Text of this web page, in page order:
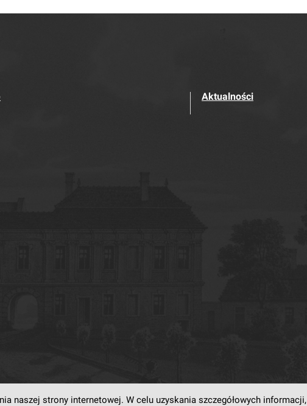
Aktualności
naszej strony internetowej. W celu uzyskania szczegółowych informacji,